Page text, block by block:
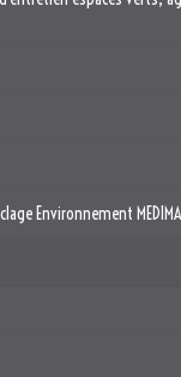
Environnement MEDIMAT
(UE)